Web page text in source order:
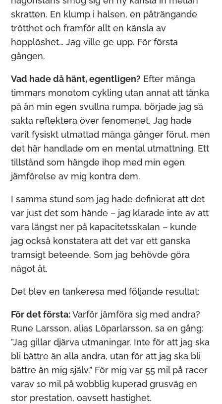
skratten. En klump i halsen, en påträngande
trötthet och framför allt en känsla av
hopplöshet… Jag ville ge upp. För första
gången.
Vad hade då hänt, egentligen? Efter många
timmars monotom cykling utan annat att tänka
på än min egen svullna rumpa, började jag så
sakta reflektera över fenomenet. Jag hade
varit fysiskt utmattad många gånger förut, men
det här handlade om en mental utmattning. Ett
tillstånd som hängde ihop med min egen
jämförelse av mig kontra dem.
I samma stund som jag hade definierat att det
var just det som hände – jag klarade inte av att
vara längst ner på kapacitetsskalan – kunde
jag också konstatera att det var ett ganska
tramsigt beteende. Som jag behövde göra
något åt.
Det blev en tankeresa med följande resultat:
För det första:Varför jämföra sig med andra?
Rune Larsson, alias Löparlarsson, sa en gång:
”Jag gillar djärva utmaningar. Inte för att jag ska
bli bättre än alla andra, utan för att jag ska bli
bättre än mig själv.” För mig var 55 mil på racer
varav 10 mil på wobblig kuperad grusväg en
stor prestation, oavsett hastighet.